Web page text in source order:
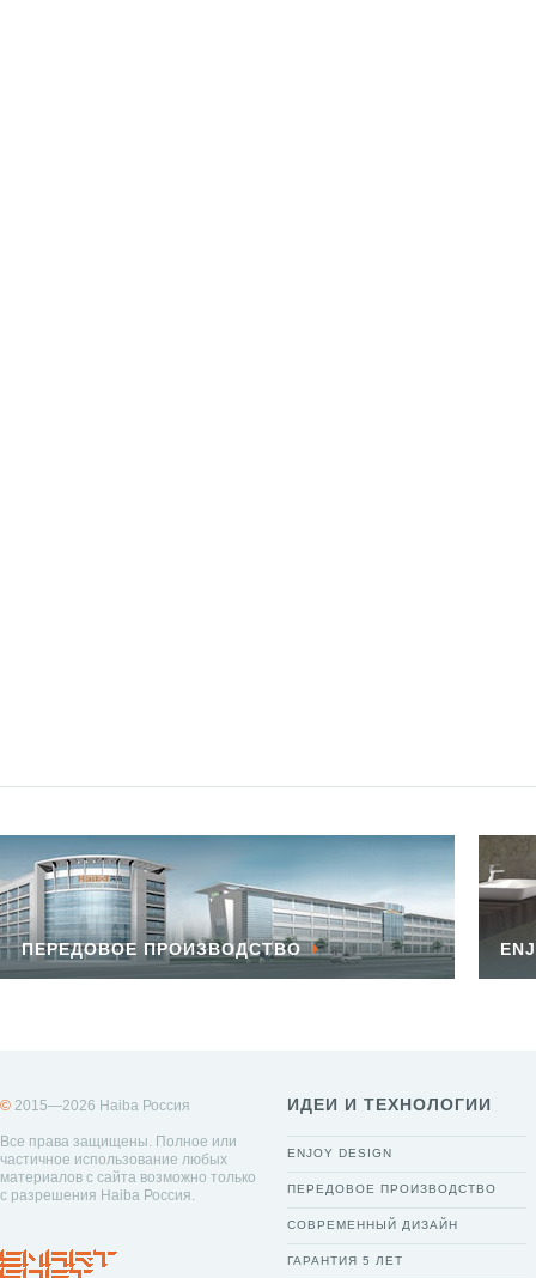
ПЕРЕДОВОЕ ПРОИЗВОДСТВО
© 2015—2026 Haiba Россия
Все права защищены. Полное или
частичное использование любых
материалов с сайта возможно только
с разрешения Haiba Россия.
ИДЕИ И ТЕХНОЛОГИИ
ENJOY DESIGN
ПЕРЕДОВОЕ ПРОИЗВОДСТВО
СОВРЕМЕННЫЙ ДИЗАЙН
ГАРАНТИЯ 5 ЛЕТ